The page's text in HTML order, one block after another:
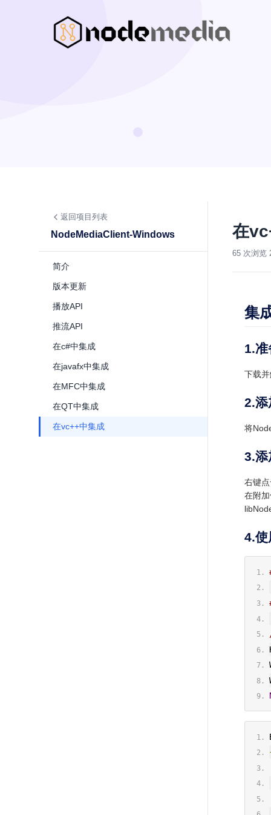
返回项目列表
NodeMediaClient-Windows
简介
版本更新
播放API
推流API
在c#中集成
在javafx中集成
在MFC中集成
在QT中集成
在vc++中集成
在
65 次浏览
集
1.准
下载
2.添
将
3.
右键
在附
4.使